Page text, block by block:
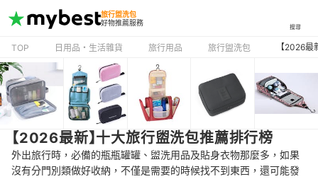
旅行盥洗包
好物推薦服務
搜尋
TOP 日用品・生活雜貨 旅行用品 旅行盥洗包 【2026
【2026最新】十大旅行盥洗包推薦排行榜
外出旅行時，必備的瓶瓶罐罐、盥洗用品及貼身衣物那麼多，如果
沒有分門別類做好收納，不僅是需要的時候找不到東西，還可能發